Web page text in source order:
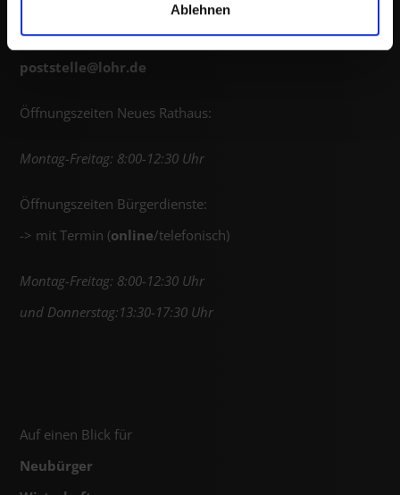
Ablehnen
Besonderes elektronisches Behördenpostfach (beBPo):
poststelle@lohr.de
Öffnungszeiten Neues Rathaus:
Montag-Freitag: 8:00-12:30 Uhr
Öffnungszeiten Bürgerdienste:
-> mit Termin (online/telefonisch)
Montag-Freitag: 8:00-12:30 Uhr
und Donnerstag:13:30-17:30 Uhr
Auf einen Blick für
Neubürger